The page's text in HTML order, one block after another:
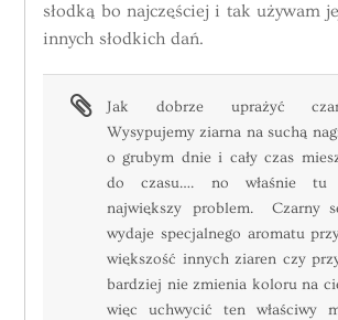
słodką bo najczęściej i tak używam
innych słodkich dań.
Jak dobrze uprażyć
Wysypujemy ziarna na suchą
o grubym dnie i cały czas
do czasu…. no właśnie tu
największy problem. Czarny
wydaje specjalnego aromatu
większość innych ziaren czy
bardziej nie zmienia koloru na
więc uchwycić ten właściwy